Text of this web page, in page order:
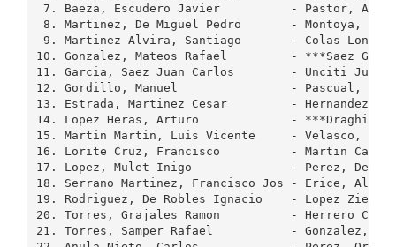
7. Baeza, Escudero Javier          - Pastor,
8. Martinez, De Miguel Pedro       - Montoya,
9. Martinez Alvira, Santiago       - Colas
10. Gonzalez, Mateos Rafael         - ***Saez
11. Garcia, Saez Juan Carlos        - Unciti
12. Gordillo, Manuel                - Pascual,
13. Estrada, Martinez Cesar         - Hernandez,
14. Lopez Heras, Arturo             -
15. Martin Martin, Luis Vicente     - Velasco,
16. Lorite Cruz, Francisco          - Martin
17. Lopez, Mulet Inigo              - Perez, De
18. Serrano Martinez, Francisco Jos - Erice,
19. Rodriguez, De Robles Ignacio    - Lopez
20. Torres, Grajales Ramon          - Herrero
21. Torres, Samper Rafael           - Gonzalez,